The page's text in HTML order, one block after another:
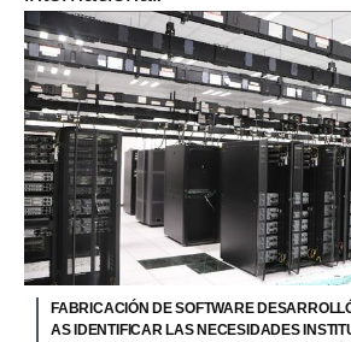
FABRICACIÓN DE SOFTWARE
AS IDENTIFICAR LAS NECESIDADES